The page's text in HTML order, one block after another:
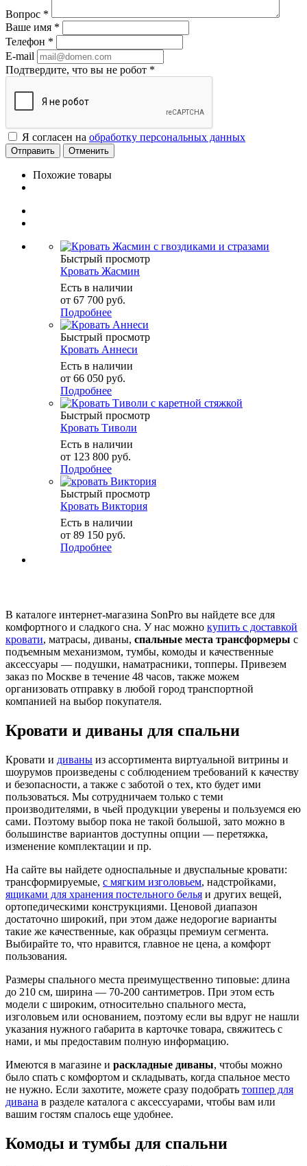
Вопрос *
Ваше имя *
Телефон *
E-mail
Подтвердите, что вы не робот *
Я согласен на обработку персональных данных
Отменить
Похожие товары
Быстрый просмотр
Кровать Жасмин
Есть в наличии
от 67 700 руб.
Подробнее
Быстрый просмотр
Кровать Аннеси
Есть в наличии
от 66 050 руб.
Подробнее
Быстрый просмотр
Кровать Тиволи
Есть в наличии
от 123 800 руб.
Подробнее
Быстрый просмотр
Кровать Виктория
Есть в наличии
от 89 150 руб.
Подробнее
В каталоге интернет-магазина SonPro вы найдете все для
комфортного и сладкого сна. У нас можно купить с доставкой
кровати, матрасы, диваны, спальные места трансформеры с
подъемным механизмом, тумбы, комоды и качественные
аксессуары — подушки, наматрасники, топперы. Привезем
заказ по Москве в течение 48 часов, также можем
организовать отправку в любой город транспортной
компанией на выбор покупателя.
Кровати и диваны для спальни
Кровати и диваны из ассортимента виртуальной витрины и
шоурумов произведены с соблюдением требований к качеству
и безопасности, а также с заботой о тех, кто будет ими
пользоваться. Мы сотрудничаем только с теми
производителями, в чьей продукции уверены и пользуемся ею
сами. Поэтому выбор пока не такой большой, зато можно в
большинстве вариантов доступны опции — перетяжка,
изменение комплектации и пр.
На сайте вы найдете односпальные и двуспальные кровати:
трансформируемые, с мягким изголовьем, надстройками,
ящиками для хранения постельного белья и других вещей,
ортопедическими конструкциями. Ценовой диапазон
достаточно широкий, при этом даже недорогие варианты
такие же качественные, как образцы премиум сегмента.
Выбирайте то, что нравится, главное не цена, а комфорт
пользования.
Размеры спального места преимущественно типовые: длина
до 210 см, ширина — 70-200 сантиметров. При этом есть
модели с широким, относительно спального места,
изголовьем или основанием, поэтому если вы вдруг не нашли
указания нужного габарита в карточке товара, свяжитесь с
нами, и мы предоставим полную информацию.
Имеются в магазине и раскладные диваны, чтобы можно
было спать с комфортом и складывать, когда спальное место
не нужно. Если захотите, можете сразу подобрать топпер для
дивана в разделе каталога с аксессуарами, чтобы вам или
вашим гостям спалось еще удобнее.
Комоды и тумбы для спальни